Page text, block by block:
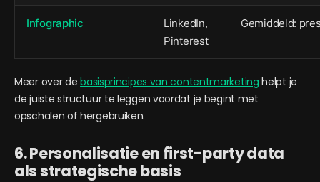
Infographic
LinkedIn,
Pinterest
Gemiddeld:
Meer over debasisprincipes van contentmarketing helpt je
de juiste structuur te leggen voordat je begint met
opschalen of hergebruiken.
6. Personalisatie en first-party data
als strategische basis